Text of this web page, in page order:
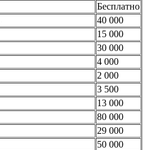
Бесплатно
40 000
15 000
30 000
4 000
2 000
3 500
13 000
80 000
29 000
50 000